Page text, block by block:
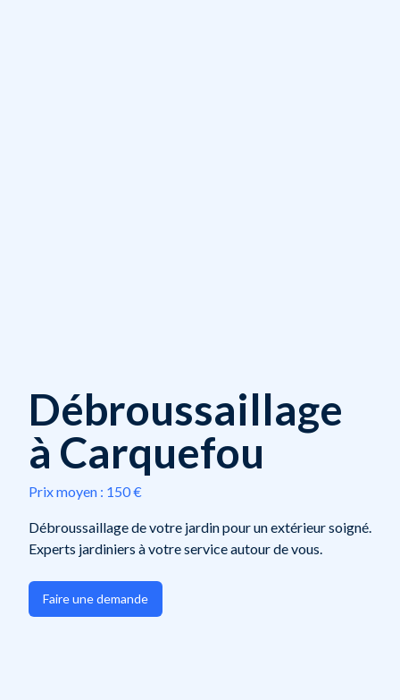
Débroussaillage
à Carquefou
Prix moyen : 150 €
Débroussaillage de votre jardin pour un extérieur soigné.
Experts jardiniers à votre service autour de vous.
Faire une demande